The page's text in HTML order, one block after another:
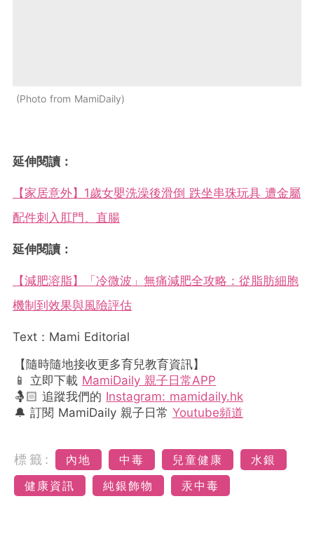
Photo from MamiDaily
延伸閱讀：
【家居意外】1歲女嬰洗澡後滑倒 跌坐串珠玩具 遭金屬
配件刺入肛門、直腸
延伸閱讀：
【減肥溶脂】「冷微波」無痛減肥全攻略：從脂肪細胞
機制到效果與風險評估
Text：Mami Editorial
【隨時隨地接收更多育兒教育資訊】
📱 立即下載 MamiDaily 親子日常APP
🤱🏻 追蹤我們的 Instagram: mamidaily.hk
🔔 訂閱 MamiDaily 親子日常 Youtube頻道
標籤: 內地 中毒 兒童健康
水銀
健康資訊
純銀飾物 汞中毒